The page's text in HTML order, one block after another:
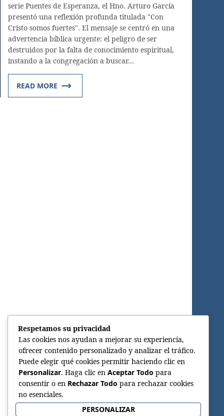
serie Puentes de Esperanza, el Hno. Arturo García
presentó una reflexión profunda titulada "Con
Cristo somos fuertes". El mensaje se centró en una
advertencia bíblica urgente: el peligro de ser
destruidos por la falta de conocimiento espiritual,
instando a la congregación a buscar…
READ MORE
Respetamos su privacidad
Las cookies nos ayudan a mejorar su experiencia,
ofrecer contenido personalizado y analizar el tráfico.
Puede elegir qué cookies permitir haciendo clic en
Personalizar. Haga clic en Aceptar Todo para
consentir o en Rechazar Todo para rechazar cookies
no esenciales.
PERSONALIZAR